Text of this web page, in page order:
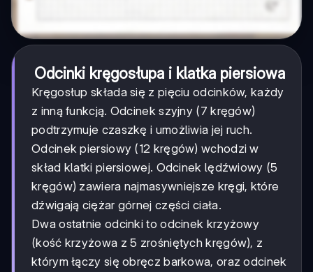
Odcinki kręgosłupa i klatka piersiowa
Kręgosłup składa się z pięciu odcinków, każdy
z inną funkcją. Odcinek szyjny (7 kręgów)
podtrzymuje czaszkę i umożliwia jej ruch.
Odcinek piersiowy (12 kręgów) wchodzi w
skład klatki piersiowej. Odcinek lędźwiowy (5
kręgów) zawiera najmasywniejsze kręgi, które
dźwigają ciężar górnej części ciała.
Dwa ostatnie odcinki to odcinek krzyżowy
(kość krzyżowa z 5 zrośniętych kręgów), z
którym łączy się obręcz barkowa, oraz odcinek